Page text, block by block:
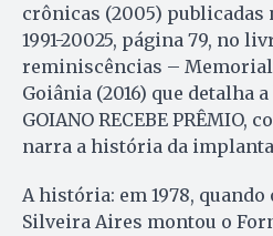
crônicas (2005) publicadas
1991-20025, página 79, no
reminiscências – Memorial
Goiânia (2016) que detalha
GOIANO RECEBE PRÊMIO,
narra a história da
A história: em 1978,
Silveira Aires montou o